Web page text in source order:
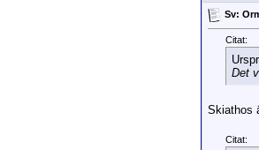
Sv:
Citat:
Det
Skiathos
Citat: